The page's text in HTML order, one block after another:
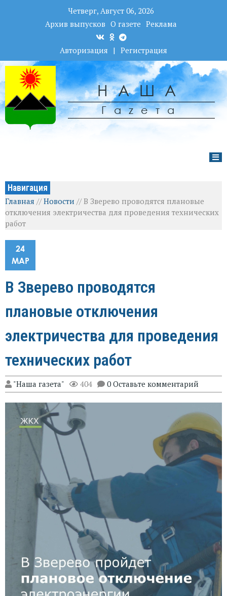
Четверг, Август 06, 2026
Архив выпусков О газете Реклама
Авторизация | Регистрация
НАША
Гаzета
Навигация
Главная //Новости //В Зверево проводятся плановые
отключения электричества для проведения технических
работ
24
МАР
В Зверево проводятся
плановые отключения
электричества для проведения
технических работ
"Наша газета" 404 0 Оставьте комментарий